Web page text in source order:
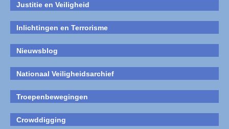
Justitie en Veiligheid
Inlichtingen en Terrorisme
Nieuwsblog
Nationaal Veiligheidsarchief
Troepenbewegingen
Crowddigging